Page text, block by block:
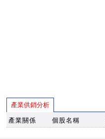
產業供銷分析
產業關係 個股名稱